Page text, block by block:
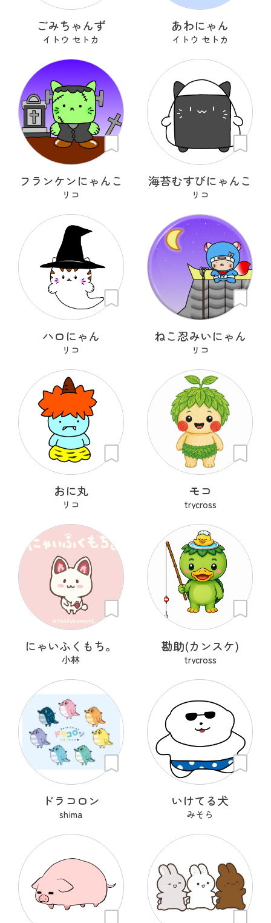
ごみちゃんず
イトウ セトカ
あわにゃん
イトウ セトカ
フランケンにゃんこ
リコ
海苔むすびにゃんこ
リコ
ハロにゃん
リコ
ねこ忍みいにゃん
リコ
おに丸
リコ
モコ
trycross
にゃいふくもち。
小林
勘助(カンスケ)
trycross
ドラコロン
shima
いけてる犬
みそら